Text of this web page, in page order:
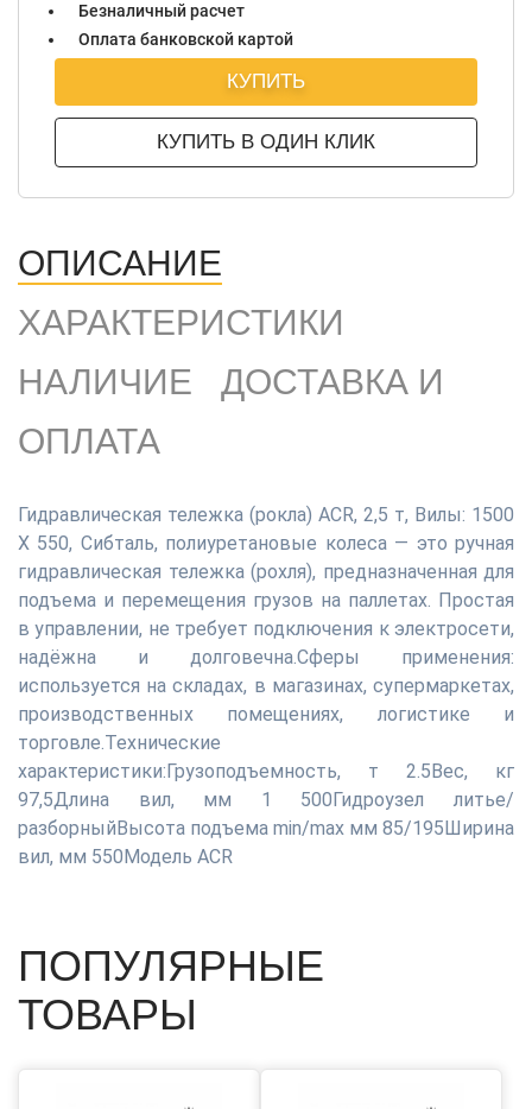
Безналичный расчет
Оплата банковской картой
КУПИТЬ
КУПИТЬ В ОДИН КЛИК
ОПИСАНИЕ
ХАРАКТЕРИСТИКИ
НАЛИЧИЕ
ДОСТАВКА И
ОПЛАТА
Гидравлическая тележка (рокла) ACR, 2,5 т, Вилы: 1500
Х 550, Сибталь, полиуретановые колеса — это ручная
гидравлическая тележка (рохля), предназначенная для
подъема и перемещения грузов на паллетах. Простая
в управлении, не требует подключения к электросети,
надёжна и долговечна.Сферы применения:
используется на складах, в магазинах, супермаркетах,
производственных помещениях, логистике и
торговле.Технические
характеристики:Грузоподъемность, т 2.5Вес, кг
97,5Длина вил, мм 1 500Гидроузел литье/
разборныйВысота подъема min/max мм 85/195Ширина
вил, мм 550Модель ACR
ПОПУЛЯРНЫЕ
ТОВАРЫ